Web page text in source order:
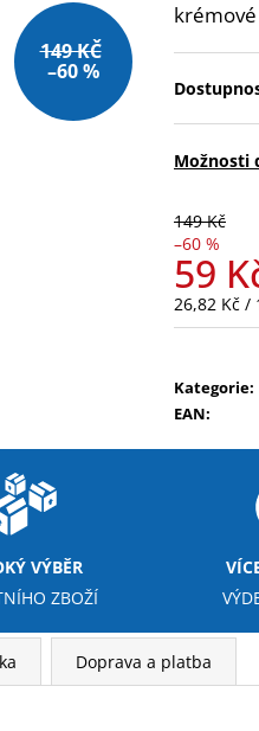
Možnosti
149 Kč
–60 %
59
Měrná
cena:
26,82 Kč /
Kategorie:
EAN:
149 KČ
–60 %
VÝBĚR
ZBOŽÍ
Doprava a platba
35% PROTEIN BAR